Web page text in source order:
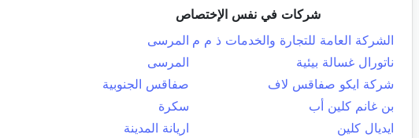
شركات في نفس الإختصاص
الشركة العامة للتجارة والخدمات ذ م م المرسى
ناتورال غسالة بيئية
المرسى
شركة ايكو صفاقس لاف
صفاقس الجنوبية
بن غانم كلين أب
سكرة
ايديال كلين
اريانة المدينة